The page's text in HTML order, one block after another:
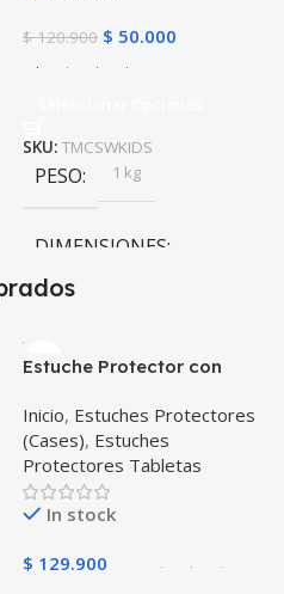
$120.900 $ 50.000
SKU: TMCSWKIDS
PESO 1 kg
DIMENSIONES
COLOR
Negro Azul ,Verde
Azul Oscuro
Estuche Protector con
Tablet Samsung Galaxy
Tab A8 10.5 2021 – 2022
SM-x200 SM-x205 Anti
golpes con soporte
Inicio, Estuches Protectores
(Cases), Estuches
Protectores Tabletas
In stock
$ 129.900